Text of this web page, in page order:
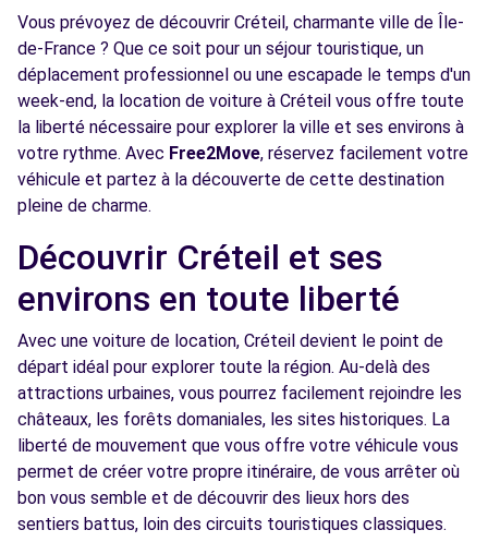
km
80 AVENUE ANATOLE FRANCE
CHOISY-LE-ROI, 94600
Voir l'agence
Free2Move Rent - ETS DEBOUZY - BOISSY-
ST-LEGER (C)
4.3
8 RUE DU 8 MAI 1945
BOISSY-ST-LEGER, 94470
Voir l'agence
Free2Move Rent - GARAGE JEAN JAURES -
VITRY SUR SEINE (C)
4.4
km
58 AVENUE JEAN JAURES
VITRY SUR SEINE, 94400
Vous prévoyez de découvrir Créteil, charmante ville de Île-
de-France ? Que ce soit pour un séjour touristique, un
déplacement professionnel ou une escapade le temps d'un
week-end, la location de voiture à Créteil vous offre toute
la liberté nécessaire pour explorer la ville et ses environs à
votre rythme. Avec Free2Move, réservez facilement votre
véhicule et partez à la découverte de cette destination
pleine de charme.
Découvrir Créteil et ses
environs en toute liberté
Avec une voiture de location, Créteil devient le point de
départ idéal pour explorer toute la région. Au-delà des
attractions urbaines, vous pourrez facilement rejoindre les
châteaux, les forêts domaniales, les sites historiques. La
liberté de mouvement que vous offre votre véhicule vous
permet de créer votre propre itinéraire, de vous arrêter où
bon vous semble et de découvrir des lieux hors des
sentiers battus, loin des circuits touristiques classiques.